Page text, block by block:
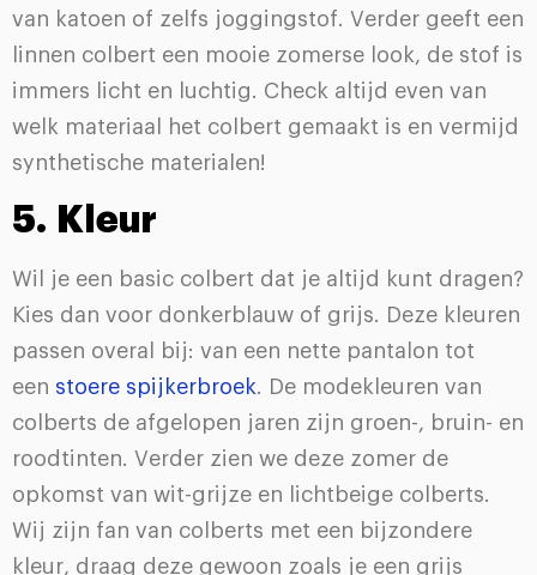
van katoen of zelfs joggingstof. Verder geeft een
linnen colbert een mooie zomerse look, de stof is
immers licht en luchtig. Check altijd even van
welk materiaal het colbert gemaakt is en vermijd
synthetische materialen!
5. Kleur
Wil je een basic colbert dat je altijd kunt dragen?
Kies dan voor donkerblauw of grijs. Deze kleuren
passen overal bij: van een nette pantalon tot
een stoere spijkerbroek. De modekleuren van
colberts de afgelopen jaren zijn groen-, bruin- en
roodtinten. Verder zien we deze zomer de
opkomst van wit-grijze en lichtbeige colberts.
Wij zijn fan van colberts met een bijzondere
kleur, draag deze gewoon zoals je een grijs